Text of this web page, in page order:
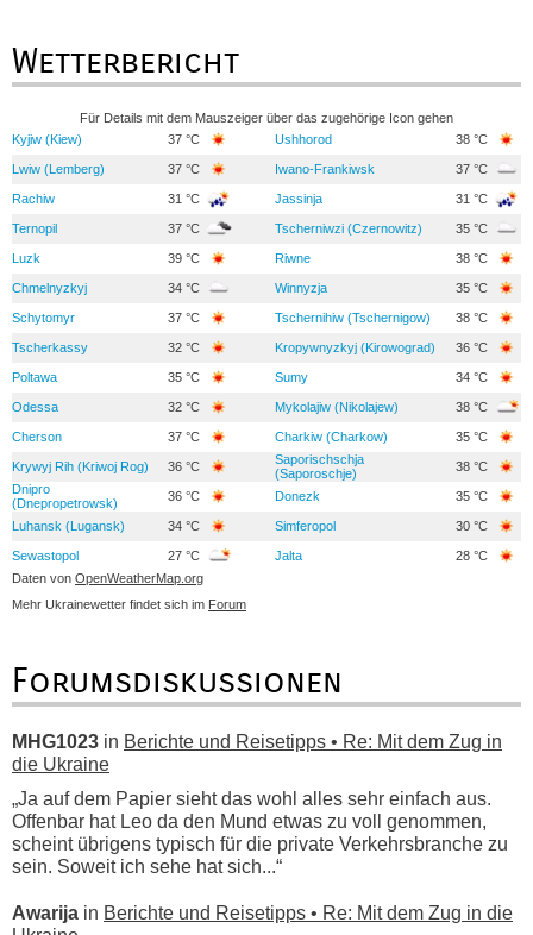
Wetterbericht
Für Details mit dem Mauszeiger über das zugehörige Icon gehen
Kyjiw (Kiew)
37 °C Ushhorod 38 °C
Lwiw (Lemberg) 37 °C Iwano-Frankiwsk 37 °C
Rachiw 31 °C Jassinja 31 °C
Ternopil 37 °C Tscherniwzi (Czernowitz) 35 °C
Luzk 39 °C Riwne 38 °C
Chmelnyzkyj 34 °C Winnyzja 35 °C
Schytomyr 37 °C Tschernihiw (Tschernigow) 38 °C
Tscherkassy 32 °C Kropywnyzkyj (Kirowograd) 36 °C
Poltawa 35 °C Sumy 34 °C
Odessa 32 °C Mykolajiw (Nikolajew) 38 °C
Cherson 37 °C Charkiw (Charkow) 35 °C
Krywyj Rih (Kriwoj Rog) 36 °C
Saporischschja
(Saporoschje)
38 °C
Dnipro
(Dnepropetrowsk)
36 °C Donezk 35 °C
Luhansk (Lugansk) 34 °C Simferopol 30 °C
Sewastopol 27 °C Jalta
28 °C
Daten von OpenWeatherMap.org
Mehr Ukrainewetter findet sich im Forum
Forumsdiskussionen
MHG1023 in Berichte und Reisetipps • Re: Mit dem Zug in
die Ukraine
„Ja auf dem Papier sieht das wohl alles sehr einfach aus.
Offenbar hat Leo da den Mund etwas zu voll genommen,
scheint übrigens typisch für die private Verkehrsbranche zu
sein. Soweit ich sehe hat sich...“
Awarija in Berichte und Reisetipps • Re: Mit dem Zug in die